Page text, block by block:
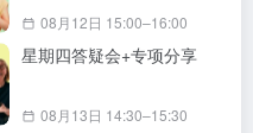
08月12日 15:00–16:00
星期四答疑会+专项分享
08月13日 14:30–15:30